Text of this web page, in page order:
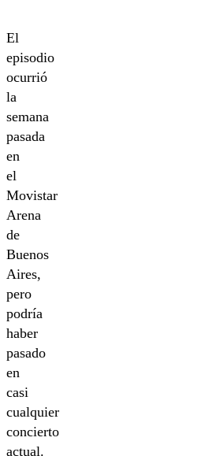
El
episodio
ocurrió
la
semana
pasada
en
el
Movistar
Arena
de
Buenos
Aires,
pero
podría
haber
pasado
en
casi
cualquier
concierto
actual.